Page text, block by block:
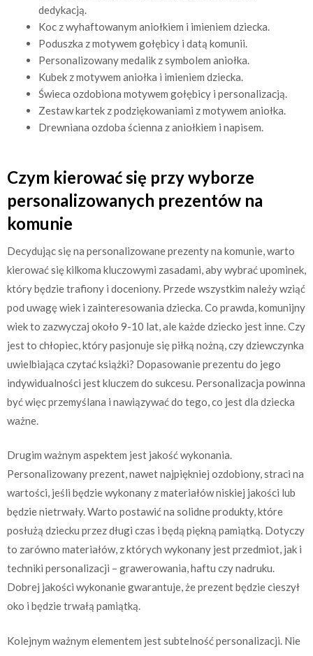
dedykacją.
Koc z wyhaftowanym aniołkiem i imieniem dziecka.
Poduszka z motywem gołębicy i datą komunii.
Personalizowany medalik z symbolem aniołka.
Kubek z motywem aniołka i imieniem dziecka.
Świeca ozdobiona motywem gołębicy i personalizacją.
Zestaw kartek z podziękowaniami z motywem aniołka.
Drewniana ozdoba ścienna z aniołkiem i napisem.
Czym kierować się przy wyborze
personalizowanych prezentów na
komunie
Decydując się na personalizowane prezenty na komunie, warto
kierować się kilkoma kluczowymi zasadami, aby wybrać upominek,
który będzie trafiony i doceniony. Przede wszystkim należy wziąć
pod uwagę wiek i zainteresowania dziecka. Co prawda, komunijny
wiek to zazwyczaj około 9-10 lat, ale każde dziecko jest inne. Czy
jest to chłopiec, który pasjonuje się piłką nożną, czy dziewczynka
uwielbiająca czytać książki? Dopasowanie prezentu do jego
indywidualności jest kluczem do sukcesu. Personalizacja powinna
być więc przemyślana i nawiązywać do tego, co jest dla dziecka
ważne.
Drugim ważnym aspektem jest jakość wykonania.
Personalizowany prezent, nawet najpiękniej ozdobiony, straci na
wartości, jeśli będzie wykonany z materiałów niskiej jakości lub
będzie nietrwały. Warto postawić na solidne produkty, które
posłużą dziecku przez długi czas i będą piękną pamiątką. Dotyczy
to zarówno materiałów, z których wykonany jest przedmiot, jak i
techniki personalizacji – grawerowania, haftu czy nadruku.
Dobrej jakości wykonanie gwarantuje, że prezent będzie cieszył
oko i będzie trwałą pamiątką.
Kolejnym ważnym elementem jest subtelność personalizacji. Nie